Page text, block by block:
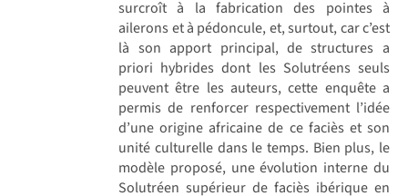
surcroît à la fabrication des pointes à
ailerons et à pédoncule, et, surtout, car c’est
là son apport principal, de structures a
priori hybrides dont les Solutréens seuls
peuvent être les auteurs, cette enquête a
permis de renforcer respectivement l’idée
d’une origine africaine de ce faciès et son
unité culturelle dans le temps. Bien plus, le
modèle proposé, une évolution interne du
Solutréen supérieur de faciès ibérique en